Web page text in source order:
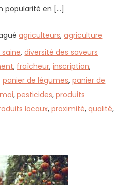
popularité en […]
agriculteurs,agriculture
,diversité des saveurs
, fraîcheur,inscription,
panier de légumes,panier de
,pesticides,produits
locaux,proximité,qualité,